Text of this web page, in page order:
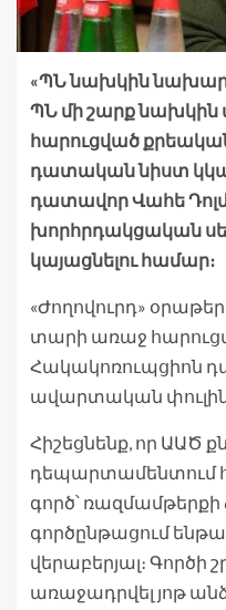
«ՊՆ նախկին
ՊՆ մի շարք նախկին
հարուցված
դատական նիստ
դատավոր Վահե
խորհրդակցական
կայացնելու համար։
«Ժողովուրդ»
տարի առաջ
Հակակոռուպցիոն
ավարտական
Հիշեցնենք, որ ԱԱԾ
դեպարտամենտում
գործ՝
գործընթացում
վերաբերյալ։ Գործի
առաջադրվել յոթ